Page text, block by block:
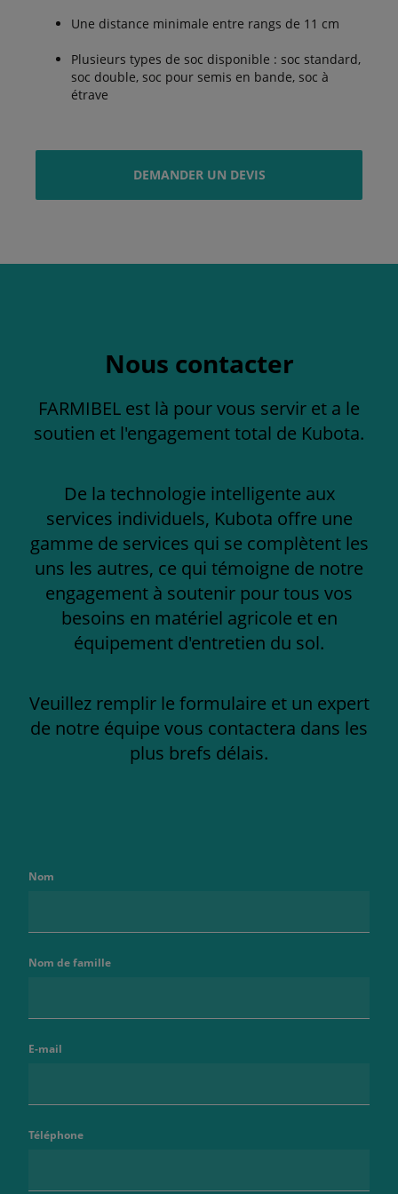
Une distance minimale entre rangs de 11 cm
Plusieurs types de soc disponible : soc standard,
soc double, soc pour semis en bande, soc à
étrave
DEMANDER UN DEVIS
Nous contacter
FARMIBEL est là pour vous servir et a le
soutien et l'engagement total de Kubota.
De la technologie intelligente aux
services individuels, Kubota offre une
gamme de services qui se complètent les
uns les autres, ce qui témoigne de notre
engagement à soutenir pour tous vos
besoins en matériel agricole et en
équipement d'entretien du sol.
Veuillez remplir le formulaire et un expert
de notre équipe vous contactera dans les
plus brefs délais.
Nom
Nom de famille
E-mail
Téléphone